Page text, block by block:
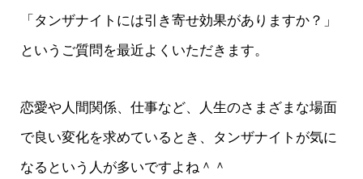
「タンザナイトには引き寄せ効果がありますか？」
というご質問を最近よくいただきます。
恋愛や人間関係、仕事など、人生のさまざまな場面
で良い変化を求めているとき、タンザナイトが気に
なるという人が多いですよね＾＾